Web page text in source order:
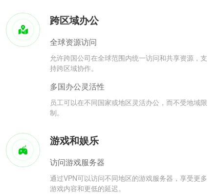
跨区域办公
全球资源访问
允许跨国公司在全球范围内统一访问和共享资源，支
持跨区域协作。
多国办公灵活性
员工可以在不同国家或地区灵活办公，而不受地域限
制。
游戏和娱乐
访问游戏服务器
通过VPN可以访问不同地区的游戏服务器，享受更多
游戏内容和更低的延迟。